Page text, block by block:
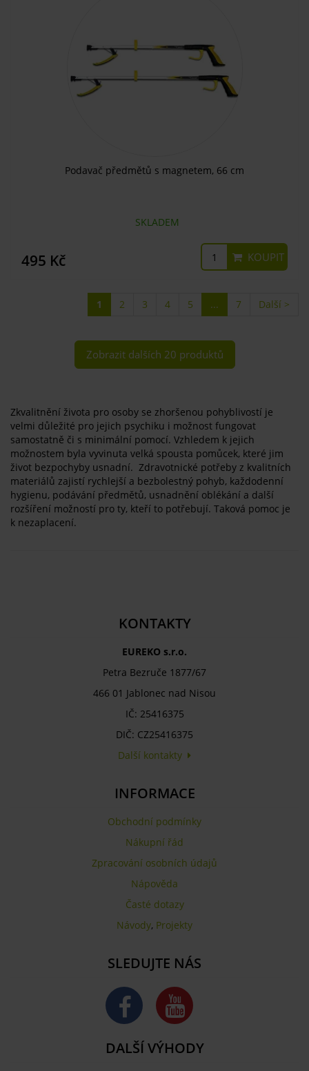
Podavač předmětů s magnetem, 66 cm
SKLADEM
495 Kč KOUPIT
1 2 3 4 5 ... 7 Další >
Zobrazit dalších 20 produktů
Zkvalitnění života pro osoby se zhoršenou pohyblivostí je
velmi důležité pro jejich psychiku i možnost fungovat
samostatně či s minimální pomocí. Vzhledem k jejich
možnostem byla vyvinuta velká spousta pomůcek, které jim
život bezpochyby usnadní. Zdravotnické potřeby z kvalitních
materiálů zajistí rychlejší a bezbolestný pohyb, každodenní
hygienu, podávání předmětů, usnadnění oblékání a další
rozšíření možností pro ty, kteří to potřebují. Taková pomoc je
k nezaplacení.
KONTAKTY
EUREKO s.r.o.
Petra Bezruče 1877/67
466 01 Jablonec nad Nisou
IČ: 25416375
DIČ: CZ25416375
Další kontakty
INFORMACE
Obchodní podmínky
Nákupní řád
Zpracování osobních údajů
Nápověda
Časté dotazy
Návody, Projekty
SLEDUJTE NÁS
DALŠÍ VÝHODY